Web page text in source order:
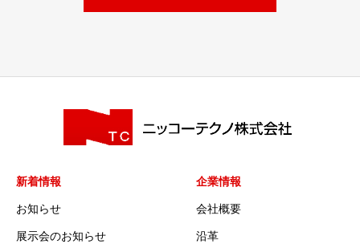
新着情報
お知らせ
展示会のお知らせ
企業情報
会社概要
沿革